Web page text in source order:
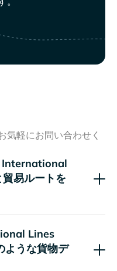
気軽にお問い合わせく
易ルートを
ような貨物デ